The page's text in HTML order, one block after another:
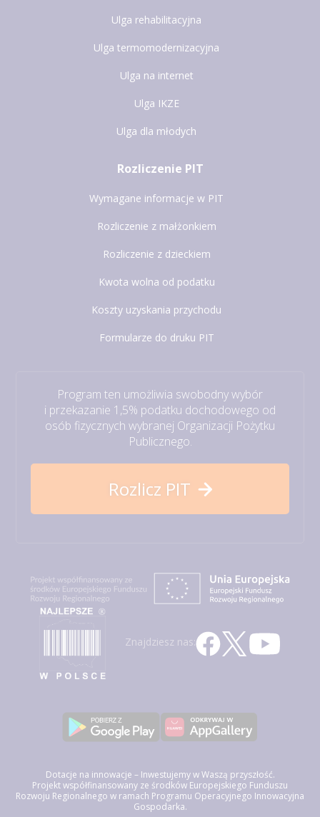
Ulga rehabilitacyjna
Ulga termomodernizacyjna
Ulga na internet
Ulga IKZE
Ulga dla młodych
Rozliczenie PIT
Wymagane informacje w PIT
Rozliczenie z małżonkiem
Rozliczenie z dzieckiem
Kwota wolna od podatku
Koszty uzyskania przychodu
Formularze do druku PIT
Program ten umożliwia swobodny wybór
i przekazanie 1,5% podatku dochodowego od
osób fizycznych wybranej Organizacji Pożytku
Publicznego.
Rozlicz PIT
Znajdziesz nas:
Dotacje na innowacje – Inwestujemy w Waszą przyszłość.
Projekt współfinansowany ze środków Europejskiego Funduszu
Rozwoju Regionalnego w ramach Programu Operacyjnego Innowacyjna
Gospodarka.